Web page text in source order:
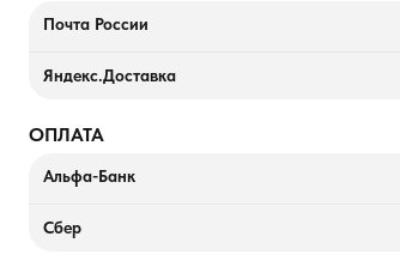
Почта России
Яндекс.Доставка
ОПЛАТА
Альфа-Банк
Сбер